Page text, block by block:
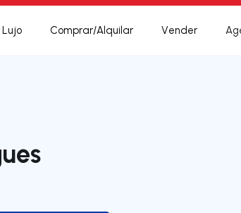
Comprar/Alquilar Vender